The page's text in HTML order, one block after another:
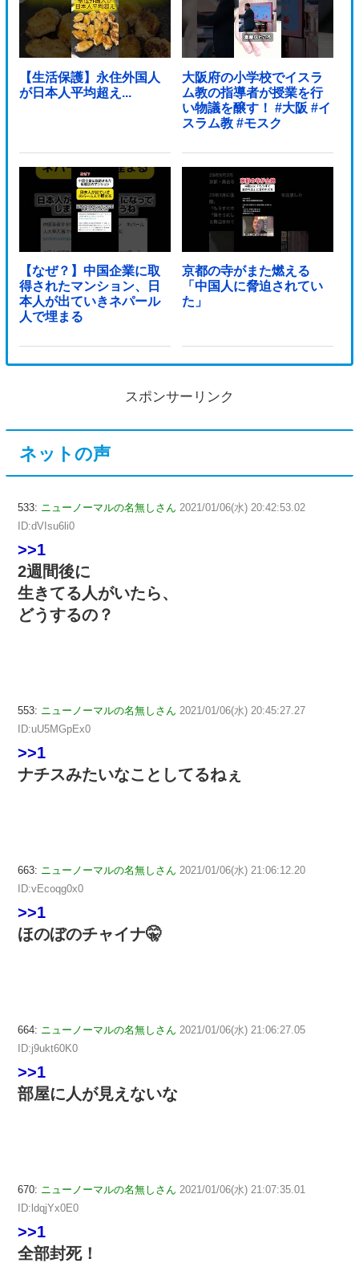
【生活保護】永住外国人
が日本人平均超え...
大阪府の小学校でイスラ
ム教の指導者が授業を行
い物議を醸す！ #大阪 #イ
スラム教 #モスク
【なぜ？】中国企業に取
得されたマンション、日
本人が出ていきネパール
人で埋まる
京都の寺がまた燃える
「中国人に脅迫されてい
た」
スポンサーリンク
ネットの声
533: ニューノーマルの名無しさん 2021/01/06(水) 20:42:53.02
ID:dVIsu6li0
>>1
2週間後に
生きてる人がいたら、
どうするの？
553: ニューノーマルの名無しさん 2021/01/06(水) 20:45:27.27
ID:uU5MGpEx0
>>1
ナチスみたいなことしてるねぇ
663: ニューノーマルの名無しさん 2021/01/06(水) 21:06:12.20
ID:vEcoqg0x0
>>1
ほのぼのチャイナ🤫
664: ニューノーマルの名無しさん 2021/01/06(水) 21:06:27.05
ID:j9ukt60K0
>>1
部屋に人が見えないな
670: ニューノーマルの名無しさん 2021/01/06(水) 21:07:35.01
ID:ldqjYx0E0
>>1
全部封死！